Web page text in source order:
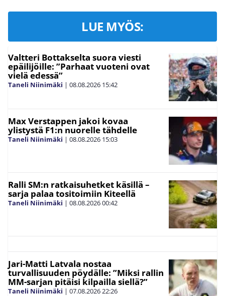
LUE MYÖS:
Valtteri Bottakselta suora viesti
epäilijöille: ”Parhaat vuoteni ovat
vielä edessä”
Taneli Niinimäki | 08.08.2026 15:42
Max Verstappen jakoi kovaa
ylistystä F1:n nuorelle tähdelle
Taneli Niinimäki | 08.08.2026 15:03
Ralli SM:n ratkaisuhetket käsillä –
sarja palaa tositoimiin Kiteellä
Taneli Niinimäki | 08.08.202600:42
Jari-Matti Latvala nostaa
turvallisuuden pöydälle: ”Miksi rallin
MM-sarjan pitäisi kilpailla siellä?”
Taneli Niinimäki | 07.08.202622:26